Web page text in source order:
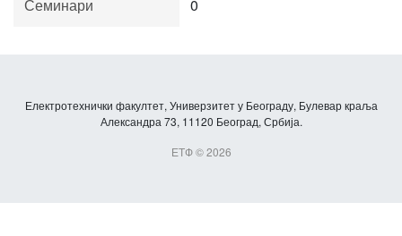
Семинари 0
Електротехнички факултет, Универзитет у Београду, Булевар краља
Александра 73, 11120 Београд, Србија.
ЕТФ © 2026